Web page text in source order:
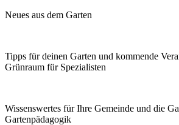
Neues aus dem Garten
Tipps für deinen Garten und kommende
Grünraum für Spezialisten
Wissenswertes für Ihre Gemeinde und die
Garten­pädagogik